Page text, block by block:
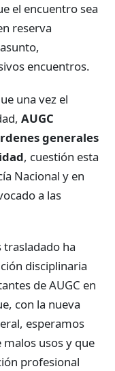
el encuentro sea
reserva
encuentros.
una vez el
AUGC
generales
, cuestión esta
Nacional y en
a las
trasladado ha
disciplinaria
de AUGC en
con la nueva
esperamos
usos y que
profesional